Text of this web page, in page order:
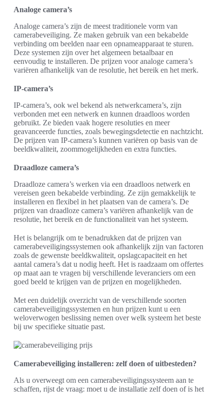
Analoge camera’s
Analoge camera’s zijn de meest traditionele vorm van
camerabeveiliging. Ze maken gebruik van een bekabelde
verbinding om beelden naar een opnameapparaat te sturen.
Deze systemen zijn over het algemeen betaalbaar en
eenvoudig te installeren. De prijzen voor analoge camera’s
variëren afhankelijk van de resolutie, het bereik en het merk.
IP-camera’s
IP-camera’s, ook wel bekend als netwerkcamera’s, zijn
verbonden met een netwerk en kunnen draadloos worden
gebruikt. Ze bieden vaak hogere resoluties en meer
geavanceerde functies, zoals bewegingsdetectie en nachtzicht.
De prijzen van IP-camera’s kunnen variëren op basis van de
beeldkwaliteit, zoommogelijkheden en extra functies.
Draadloze camera’s
Draadloze camera’s werken via een draadloos netwerk en
vereisen geen bekabelde verbinding. Ze zijn gemakkelijk te
installeren en flexibel in het plaatsen van de camera’s. De
prijzen van draadloze camera’s variëren afhankelijk van de
resolutie, het bereik en de functionaliteit van het systeem.
Het is belangrijk om te benadrukken dat de prijzen van
camerabeveiligingssystemen ook afhankelijk zijn van factoren
zoals de gewenste beeldkwaliteit, opslagcapaciteit en het
aantal camera’s dat u nodig heeft. Het is raadzaam om offertes
op maat aan te vragen bij verschillende leveranciers om een
goed beeld te krijgen van de prijzen en mogelijkheden.
Met een duidelijk overzicht van de verschillende soorten
camerabeveiligingssystemen en hun prijzen kunt u een
weloverwogen beslissing nemen over welk systeem het beste
bij uw specifieke situatie past.
Camerabeveiliging installeren: zelf doen of uitbesteden?
Als u overweegt om een camerabeveiligingssysteem aan te
schaffen, rijst de vraag: moet u de installatie zelf doen of is het